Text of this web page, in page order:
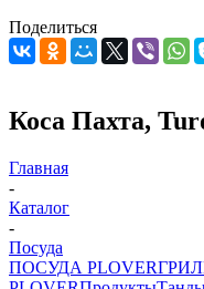
Поделиться
Коса Пахта,
Главная
-
Каталог
-
Посуда
ПОСУДА PLOVER